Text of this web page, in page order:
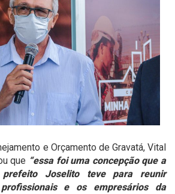
e Orçamento de Gravatá, Vital
que “essa foi uma concepção que a
prefeito Joselito teve para reunir
e os empresários da